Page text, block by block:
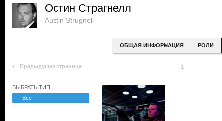
Остин Страгнелл
Austin Strugnell
ОБЩАЯ ИНФОРМАЦИЯ РОЛИ
Предыдущая страница 1
ВЫБРАТЬ ТИП:
Все